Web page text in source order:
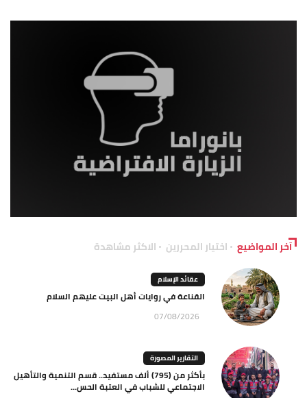
آخر المواضيع اختيار المحررين الاكثر مشاهدة
عقائد الإسلام
القناعة في روايات أهل البيت عليهم السلام
07/08/2026
التقارير المصورة
بأكثر من (795) ألف مستفيد.. قسم التنمية والتأهيل
الاجتماعي للشباب في العتبة الحس...